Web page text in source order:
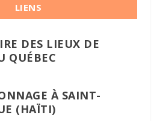
LIENS
DES LIEUX DE
QUÉBEC
À SAINT-
(HAÏTI)